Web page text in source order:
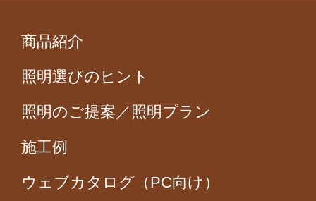
商品紹介
照明選びのヒント
照明のご提案／照明プラン
施工例
ウェブカタログ（PC向け）